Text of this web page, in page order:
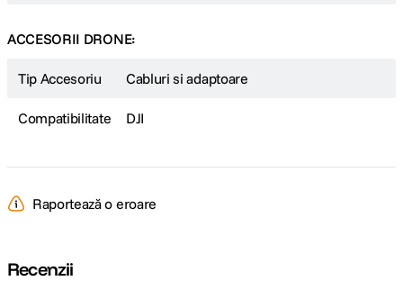
ACCESORII DRONE:
Tip Accesoriu Cabluri si adaptoare
Compatibilitate DJI
Raportează o eroare
Recenzii